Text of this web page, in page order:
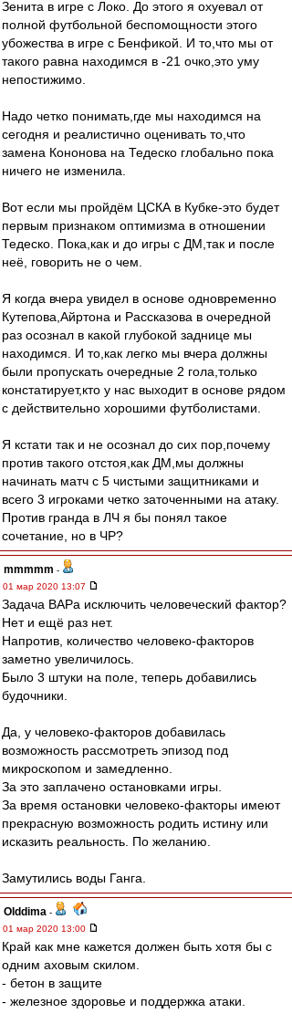
Зенита в игре с Локо. До этого я охуевал от
полной футбольной беспомощности этого
убожества в игре с Бенфикой. И то,что мы от
такого равна находимся в -21 очко,это уму
непостижимо.
Надо четко понимать,где мы находимся на
сегодня и реалистично оценивать то,что
замена Кононова на Тедеско глобально пока
ничего не изменила.
Вот если мы пройдём ЦСКА в Кубке-это будет
первым признаком оптимизма в отношении
Тедеско. Пока,как и до игры с ДМ,так и после
неё, говорить не о чем.
Я когда вчера увидел в основе одновременно
Кутепова,Айртона и Рассказова в очередной
раз осознал в какой глубокой заднице мы
находимся. И то,как легко мы вчера должны
были пропускать очередные 2 гола,только
констатирует,кто у нас выходит в основе рядом
с действительно хорошими футболистами.
Я кстати так и не осознал до сих пор,почему
против такого отстоя,как ДМ,мы должны
начинать матч с 5 чистыми защитниками и
всего 3 игроками четко заточенными на атаку.
Против гранда в ЛЧ я бы понял такое
сочетание, но в ЧР?
mmmmm -
01 мар 2020 13:07
Задача ВАРа исключить человеческий фактор?
Нет и ещё раз нет.
Напротив, количество человеко-факторов
заметно увеличилось.
Было 3 штуки на поле, теперь добавились
будочники.
Да, у человеко-факторов добавилась
возможность рассмотреть эпизод под
микроскопом и замедленно.
За это заплачено остановками игры.
За время остановки человеко-факторы имеют
прекрасную возможность родить истину или
исказить реальность. По желанию.
Замутились воды Ганга.
Olddima -
01 мар 2020 13:00
Край как мне кажется должен быть хотя бы с
одним аховым скилом.
- бетон в защите
- железное здоровье и поддержка атаки.